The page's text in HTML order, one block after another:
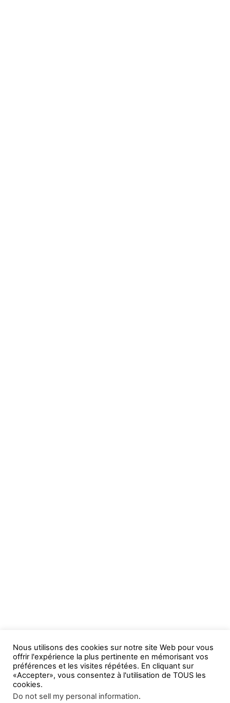
Nous utilisons des cookies sur notre site Web pour vous
offrir l'expérience la plus pertinente en mémorisant vos
préférences et les visites répétées. En cliquant sur
«Accepter», vous consentez à l'utilisation de TOUS les
cookies.
Do not sell my personal information.